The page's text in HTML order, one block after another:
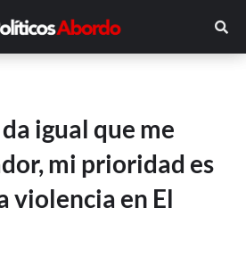
igual que me
mi prioridad es
violencia en El